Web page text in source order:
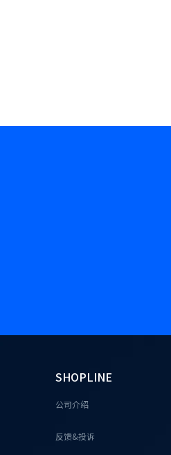
SHOPLINE
公司介绍
反馈&投诉